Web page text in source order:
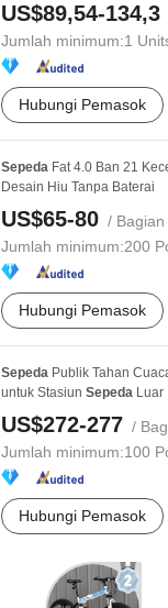
US$89,54-134,3
Jumlah minimum:1
Hubungi Pemasok
Sepeda Fat 4.0 Ban 21
Desain Hiu Tanpa Baterai
US$65-80 / Bagian
Jumlah minimum:200
Hubungi Pemasok
Sepeda Publik Tahan
untuk Stasiun Sepeda Luar
US$272-277 /
Jumlah minimum:100
Hubungi Pemasok